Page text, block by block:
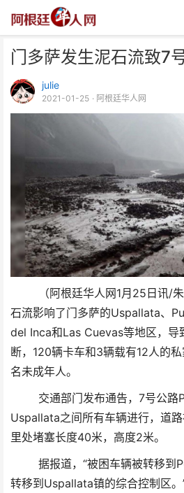
门多萨发生泥石流致7
julie
2021-01-25 · 阿根廷华人网
（阿根廷华人网1月25日讯/朱
石流影响了门多萨的Uspallata、
del Inca和Las Cuevas等地区，导
断，120辆卡车和3辆载有12人的
名未成年人。
交通部门发布通告，7号公路
Uspallata之间所有车辆进行，道
里处堵塞长度40米，高度2米。
据报道，“被困车辆被转移到
转移到Uspallata镇的综合控制区
门多萨发生泥石流致7号公